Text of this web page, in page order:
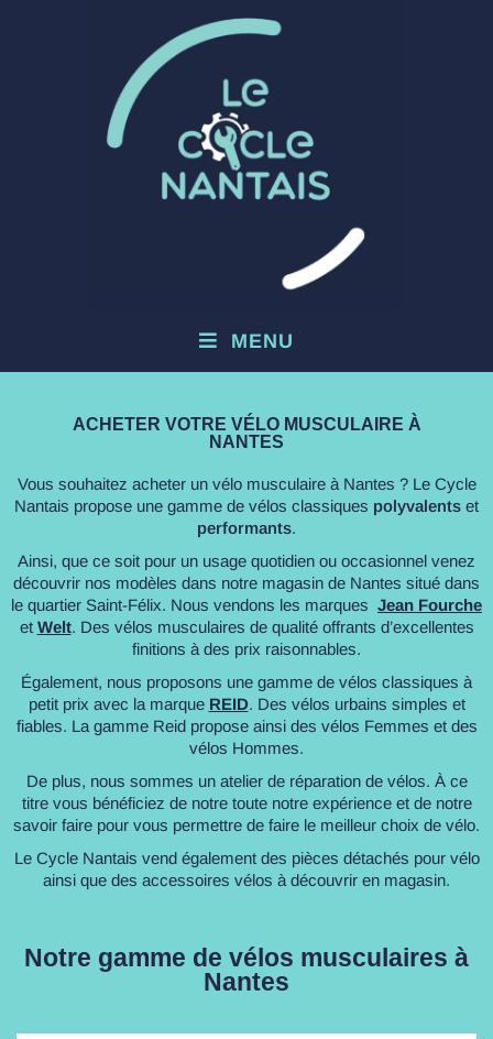
MENU
ACHETER VOTRE VÉLO MUSCULAIRE À
NANTES
Vous souhaitez acheter un vélo musculaire à Nantes ? Le Cycle
Nantais propose une gamme de vélos classiques polyvalents et
performants.
Ainsi, que ce soit pour un usage quotidien ou occasionnel venez
découvrir nos modèles dans notre magasin de Nantes situé dans
le quartier Saint-Félix. Nous vendons les marques Jean Fourche
et Welt. Des vélos musculaires de qualité offrants d’excellentes
finitions à des prix raisonnables.
Également, nous proposons une gamme de vélos classiques à
petit prix avec la marque REID. Des vélos urbains simples et
fiables. La gamme Reid propose ainsi des vélos Femmes et des
vélos Hommes.
De plus, nous sommes un atelier de réparation de vélos. À ce
titre vous bénéficiez de notre toute notre expérience et de notre
savoir faire pour vous permettre de faire le meilleur choix de vélo.
Le Cycle Nantais vend également des pièces détachés pour vélo
ainsi que des accessoires vélos à découvrir en magasin.
Notre gamme de vélos musculaires à
Nantes